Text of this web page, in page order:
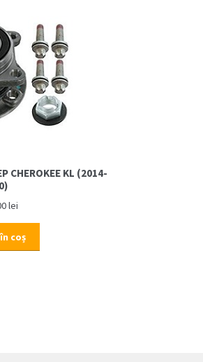
KL (2014-
lei
coș